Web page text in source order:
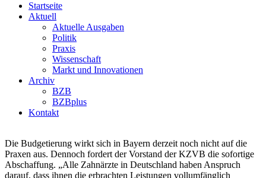
Startseite
Aktuell
Aktuelle Ausgaben
Politik
Praxis
Wissenschaft
Markt und Innovationen
Archiv
BZB
BZBplus
Kontakt
Die Budgetierung wirkt sich in Bayern derzeit noch nicht auf die
Praxen aus. Dennoch fordert der Vorstand der KZVB die sofortige
Abschaffung. „Alle Zahnärzte in Deutschland haben Anspruch
darauf, dass ihnen die erbrachten Leistungen vollumfänglich